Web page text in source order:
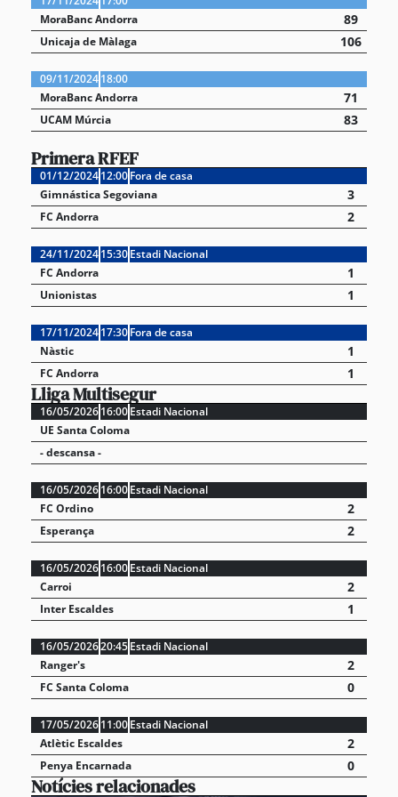
MoraBanc Andorra
89
Unicaja de Màlaga 106
09/11/202418:00
MoraBanc Andorra
71
UCAM Múrcia 83
Primera RFEF
01/12/202412:00Fora de casa
Gimnástica Segoviana
3
FC Andorra 2
24/11/202415:30Estadi Nacional
FC Andorra
1
Unionistas 1
17/11/202417:30Fora de casa
Nàstic
1
FC Andorra 1
Lliga Multisegur
16/05/202616:00Estadi Nacional
UE Santa Coloma
- descansa -
16/05/202616:00Estadi Nacional
FC Ordino
2
Esperança 2
16/05/202616:00Estadi Nacional
Carroi
2
Inter Escaldes 1
16/05/202620:45Estadi Nacional
Ranger's
2
FC Santa Coloma 0
17/05/202611:00Estadi Nacional
Atlètic Escaldes
2
Penya Encarnada 0
Notícies relacionades